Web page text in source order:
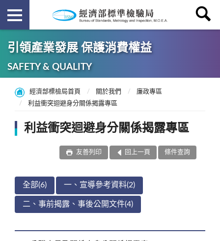
引領產業發展 保護消費權益
SAFETY & QUALITY
經濟部標檢局首頁 關於我們
廉政專區
利益衝突迴避身分關係揭露專區
利益衝突迴避身分關係揭露專區
條件查詢
回上一頁
友善列印
全部(6) 一、宣導參考資料(2)
二、事前揭露、事後公開文件(4)